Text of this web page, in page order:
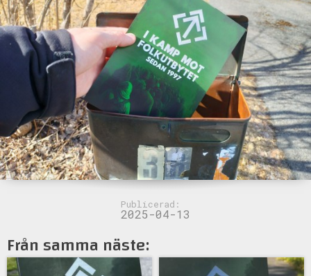
Publicerad:
2025-04-13
Från samma näste: